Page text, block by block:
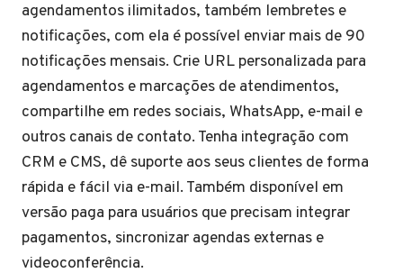
agendamentos ilimitados, também lembretes e
notificações, com ela é possível enviar mais de 90
notificações mensais. Crie URL personalizada para
agendamentos e marcações de atendimentos,
compartilhe em redes sociais, WhatsApp, e-mail e
outros canais de contato. Tenha integração com
CRM e CMS, dê suporte aos seus clientes de forma
rápida e fácil via e-mail. Também disponível em
versão paga para usuários que precisam integrar
pagamentos, sincronizar agendas externas e
videoconferência.